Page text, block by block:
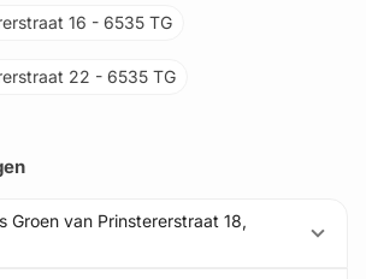
16 - 6535 TG
22 - 6535 TG
Groen van Prinstererstraat 18,